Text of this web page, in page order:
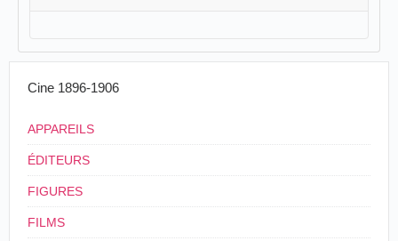
Cine 1896-1906
APPAREILS
ÉDITEURS
FIGURES
FILMS